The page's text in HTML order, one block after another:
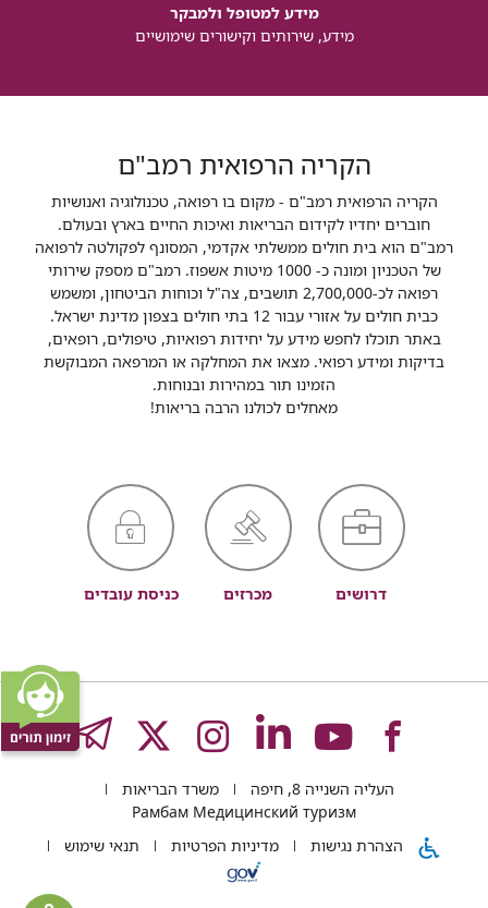
מידע למטופל ולמבקר
מידע, שירותים וקישורים שימושיים
הקריה הרפואית רמב"ם
הקריה הרפואית רמב"ם - מקום בו רפואה, טכנולוגיה ואנושיות
חוברים יחדיו לקידום הבריאות ואיכות החיים בארץ ובעולם.
רמב"ם הוא בית חולים ממשלתי אקדמי, המסונף לפקולטה לרפואה
של הטכניון ומונה כ- 1000 מיטות אשפוז. רמב"ם מספק שירותי
רפואה לכ-2,700,000 תושבים, צה"ל וכוחות הביטחון, ומשמש
כבית חולים על אזורי עבור 12 בתי חולים בצפון מדינת ישראל.
באתר תוכלו לחפש מידע על יחידות רפואיות, טיפולים, רופאים,
בדיקות ומידע רפואי. מצאו את המחלקה או המרפאה המבוקשת
הזמינו תור במהירות ובנוחות.
מאחלים לכולנו הרבה בריאות!
דרושים מכרזים כניסת עובדים
לעמוד
של
לעמוד
של
לעמוד
של
לעמוד
של
לעמוד
של
העליה השנייה 8, חיפה
משרד הבריאות
Рамбам Медицинский туризм
הצהרת נגישות
מדיניות הפרטיות תנאי שימוש